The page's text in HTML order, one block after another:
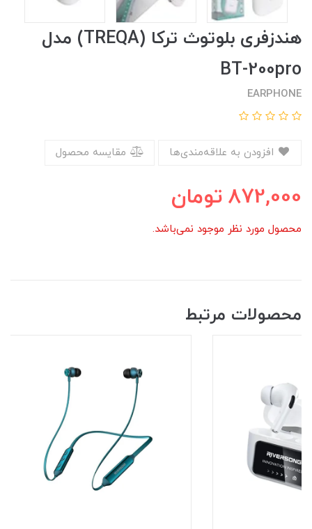
هندزفری بلوتوث ترکا (TREQA) مدل
BT-200pro
EARPHONE
مقایسه محصول
872,000 تومان
محصول مورد نظر موجود نمی‌باشد.
محصولات مرتبط